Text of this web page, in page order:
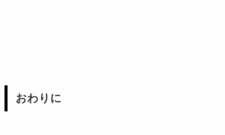
おわりに